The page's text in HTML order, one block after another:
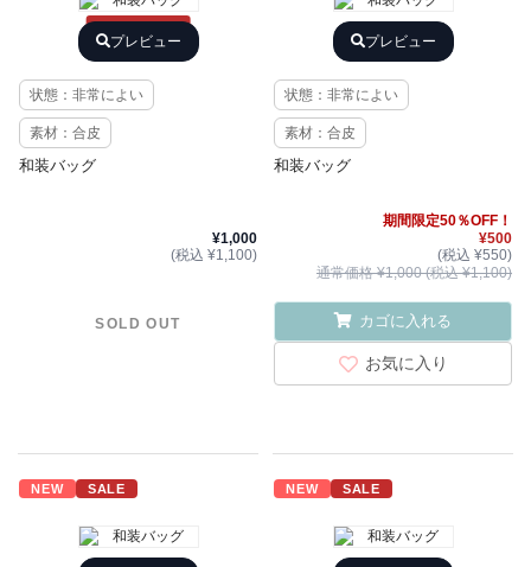
SOLD OUT
プレビュー
状態：非常によい
素材：合皮
和装バッグ
¥1,000
(税込 ¥1,100)
SOLD OUT
プレビュー
状態：非常によい
素材：合皮
和装バッグ
期間限定50％OFF！
¥500
(税込 ¥550)
通常価格 ¥1,000 (税込 ¥1,100)
カゴに入れる
お気に入り
NEW SALE NEW SALE